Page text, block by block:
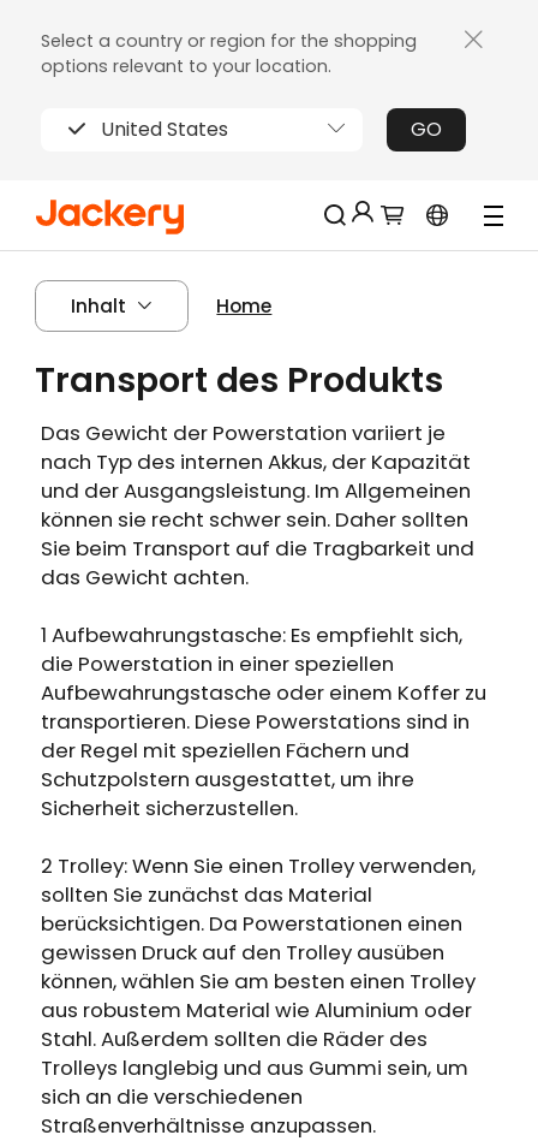
Select a country or region for the shopping
options relevant to your location.
United States GO
Limitierter!
Läuft auf Hochtouren!
Jackery-Mitgliedschaft für mehrere
Vorteile
Registrierung
über 2000€
Erhalten Sie regelmäßige Erinnerungen an
die Produktpflege
Erhalten Sie 15% Rabatt, sobald die
Garantie abgelaufen ist
Anmeldung
Benutzerkonto erstellen
Inhalt Home
Transport des Produkts
Das Gewicht der Powerstation variiert je
nach Typ des internen Akkus, der Kapazität
und der Ausgangsleistung. Im Allgemeinen
können sie recht schwer sein. Daher sollten
Sie beim Transport auf die Tragbarkeit und
das Gewicht achten.
1 Aufbewahrungstasche: Es empfiehlt sich,
die Powerstation in einer speziellen
Aufbewahrungstasche oder einem Koffer zu
transportieren. Diese Powerstations sind in
der Regel mit speziellen Fächern und
Schutzpolstern ausgestattet, um ihre
Sicherheit sicherzustellen.
2 Trolley: Wenn Sie einen Trolley verwenden,
sollten Sie zunächst das Material
berücksichtigen. Da Powerstationen einen
gewissen Druck auf den Trolley ausüben
können, wählen Sie am besten einen Trolley
aus robustem Material wie Aluminium oder
Stahl. Außerdem sollten die Räder des
Trolleys langlebig und aus Gummi sein, um
sich an die verschiedenen
Straßenverhältnisse anzupassen.